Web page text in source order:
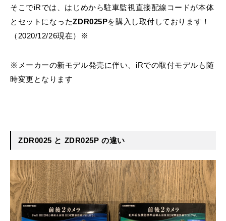
そこでiRでは、はじめから駐車監視直接配線コードが本体
とセットになったZDR025Pを購入し取付しております！
（2020/12/26現在）※
※メーカーの新モデル発売に伴い、iRでの取付モデルも随
時変更となります
ZDR0025 と ZDR025P の違い